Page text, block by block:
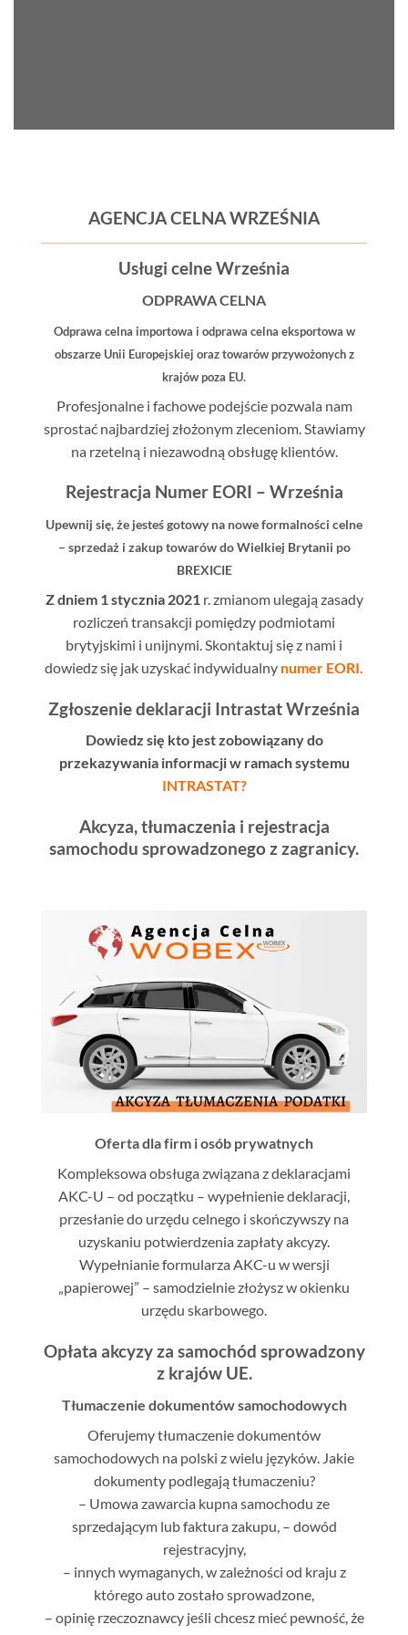
AGENCJA CELNA WRZEŚNIA
Usługi celne Września
ODPRAWA CELNA
Odprawa celna importowa i odprawa celna eksportowa w
obszarze Unii Europejskiej oraz towarów przywożonych z
krajów poza EU.
Profesjonalne i fachowe podejście pozwala nam
sprostać najbardziej złożonym zleceniom. Stawiamy
na rzetelną i niezawodną obsługę klientów.
Rejestracja Numer EORI – Września
Upewnij się, że jesteś gotowy na nowe formalności celne
– sprzedaż i zakup towarów do Wielkiej Brytanii po
BREXICIE
Z dniem 1 stycznia 2021r. zmianom ulegają zasady
rozliczeń transakcji pomiędzy podmiotami
brytyjskimi i unijnymi. Skontaktuj się z nami i
dowiedz się jak uzyskać indywidualny numer EORI.
Zgłoszenie deklaracji Intrastat Września
Dowiedz się kto jest zobowiązany do
przekazywania informacji w ramach systemu
INTRASTAT?
Akcyza, tłumaczenia i rejestracja
samochodu sprowadzonego z zagranicy.
Oferta dla firm i osób prywatnych
Kompleksowa obsługa związana z deklaracjami
AKC-U – od początku – wypełnienie deklaracji,
przesłanie do urzędu celnego i skończywszy na
uzyskaniu potwierdzenia zapłaty akcyzy.
Wypełnianie formularza AKC-u w wersji
„papierowej” – samodzielnie złożysz w okienku
urzędu skarbowego.
Opłata akcyzy za samochód sprowadzony
z krajów UE.
Tłumaczenie dokumentów samochodowych
Oferujemy tłumaczenie dokumentów
samochodowych na polski z wielu języków. Jakie
dokumenty podlegają tłumaczeniu?
– Umowa zawarcia kupna samochodu ze
sprzedającym lub faktura zakupu, – dowód
rejestracyjny,
– innych wymaganych, w zależności od kraju z
którego auto zostało sprowadzone,
– opinię rzeczoznawcy jeśli chcesz mieć pewność, że